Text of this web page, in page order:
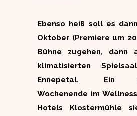
Ebenso heiß soll es
Oktober (Premiere um
Bühne zugehen, dann
klimatisierten
Ennepetal. Ein
Wochenende im
Hotels Klostermühle